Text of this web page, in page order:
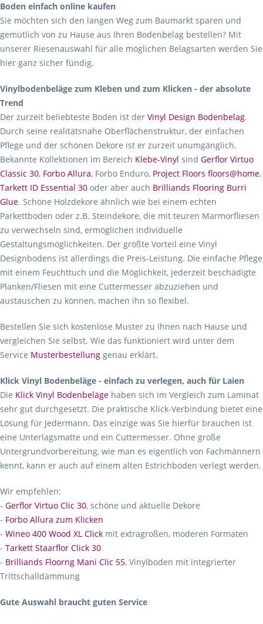
Boden einfach online kaufen
Sie möchten sich den langen Weg zum Baumarkt sparen und
gemütlich von zu Hause aus Ihren Bodenbelag bestellen? Mit
unserer Riesenauswahl für alle möglichen Belagsarten werden Sie
hier ganz sicher fündig.
Vinylbodenbeläge zum Kleben und zum Klicken - der absolute
Trend
Der zurzeit beliebteste Boden ist der Vinyl Design Bodenbelag.
Durch seine realitätsnahe Oberflächenstruktur, der einfachen
Pflege und der schönen Dekore ist er zurzeit unumgänglich.
Bekannte Kollektionen im Bereich Klebe-Vinyl sind Gerflor Virtuo
Classic 30, Forbo Allura, Forbo Enduro, Project Floors floors@home,
Tarkett ID Essential 30 oder aber auch Brilliands Flooring Burri
Glue. Schöne Holzdekore ähnlich wie bei einem echten
Parkettboden oder z.B. Steindekore, die mit teuren Marmorfliesen
zu verwechseln sind, ermöglichen individuelle
Gestaltungsmöglichkeiten. Der größte Vorteil eine Vinyl
Designbodens ist allerdings die Preis-Leistung. Die einfache Pflege
mit einem Feuchttuch und die Möglichkeit, jederzeit beschädigte
Planken/Fliesen mit eine Cuttermesser abzuziehen und
austauschen zu können, machen ihn so flexibel.
Bestellen Sie sich kostenlose Muster zu Ihnen nach Hause und
vergleichen Sie selbst. Wie das funktioniert wird unter dem
Service Musterbestellung genau erklärt.
Klick Vinyl Bodenbeläge - einfach zu verlegen, auch für Laien
Die Klick Vinyl Bodenbeläge haben sich im Vergleich zum Laminat
sehr gut durchgesetzt. Die praktische Klick-Verbindung bietet eine
Lösung für Jedermann. Das einzige was Sie hierfür brauchen ist
eine Unterlagsmatte und ein Cuttermesser. Ohne große
Untergrundvorbereitung, wie man es eigentlich von Fachmännern
kennt, kann er auch auf einem alten Estrichboden verlegt werden.
Wir empfehlen:
- Gerflor Virtuo Clic 30, schöne und aktuelle Dekore
- Forbo Allura zum Klicken
- Wineo 400 Wood XL Click mit extragroßen, moderen Formaten
- Tarkett Staarflor Click 30
- Brilliands Floorng Mani Clic 55, Vinylboden mit integrierter
Trittschalldämmung
Gute Auswahl braucht guten Service